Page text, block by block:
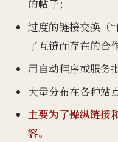
的帖子；
过度的链接交换（
了互链而存在的合
用自动程序或服务
大量分布在各种站
主要为了操纵链接
容。